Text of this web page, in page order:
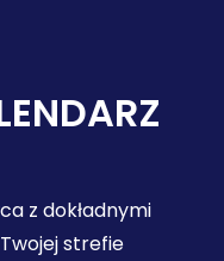
z dokładnymi
strefie